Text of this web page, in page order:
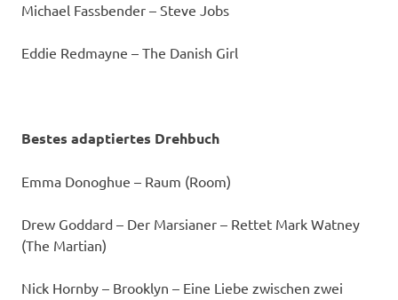
Michael Fassbender – Steve Jobs
Eddie Redmayne – The Danish Girl
Bestes adaptiertes Drehbuch
Emma Donoghue – Raum (Room)
Drew Goddard – Der Marsianer – Rettet Mark Watney
(The Martian)
Nick Hornby – Brooklyn – Eine Liebe zwischen zwei